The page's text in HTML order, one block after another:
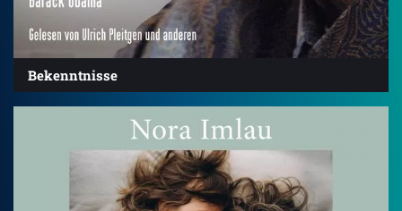
Bekenntnisse